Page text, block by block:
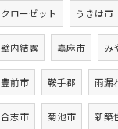
クローゼット うきは市
壁内結露 嘉麻市 み
豊前市 鞍手郡 雨漏
合志市 菊池市 新築